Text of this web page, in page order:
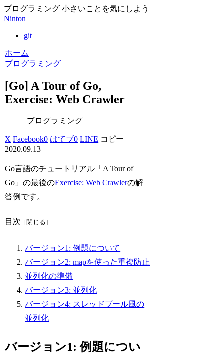
プログラミング 小さいことを気にしよう
Ninton
git
ホーム
プログラミング
[Go] A Tour of Go,
Exercise: Web Crawler
プログラミング
X Facebook0 はてブ0 LINE コピー
2020.09.13
Go言語のチュートリアル「A Tour of
Go」の最後のExercise: Web Crawlerの解
答例です。
目次
バージョン1: 例題について
バージョン2: mapを使った重複防止
並列化の準備
バージョン3: 並列化
バージョン4: スレッドプール風の
並列化
バージョン1: 例題につい